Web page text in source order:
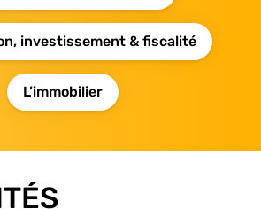
investissement & fiscalité
L’immobilier